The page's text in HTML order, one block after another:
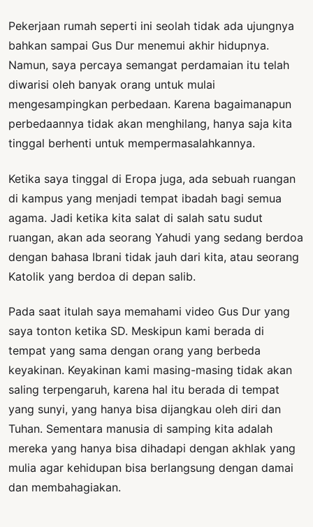
Pekerjaan rumah seperti ini seolah tidak ada ujungnya
bahkan sampai Gus Dur menemui akhir hidupnya.
Namun, saya percaya semangat perdamaian itu telah
diwarisi oleh banyak orang untuk mulai
mengesampingkan perbedaan. Karena bagaimanapun
perbedaannya tidak akan menghilang, hanya saja kita
tinggal berhenti untuk mempermasalahkannya.
Ketika saya tinggal di Eropa juga, ada sebuah ruangan
di kampus yang menjadi tempat ibadah bagi semua
agama. Jadi ketika kita salat di salah satu sudut
ruangan, akan ada seorang Yahudi yang sedang berdoa
dengan bahasa Ibrani tidak jauh dari kita, atau seorang
Katolik yang berdoa di depan salib.
Pada saat itulah saya memahami video Gus Dur yang
saya tonton ketika SD. Meskipun kami berada di
tempat yang sama dengan orang yang berbeda
keyakinan. Keyakinan kami masing-masing tidak akan
saling terpengaruh, karena hal itu berada di tempat
yang sunyi, yang hanya bisa dijangkau oleh diri dan
Tuhan. Sementara manusia di samping kita adalah
mereka yang hanya bisa dihadapi dengan akhlak yang
mulia agar kehidupan bisa berlangsung dengan damai
dan membahagiakan.